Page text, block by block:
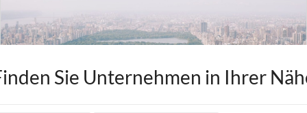
Sie Unternehmen in Ihrer